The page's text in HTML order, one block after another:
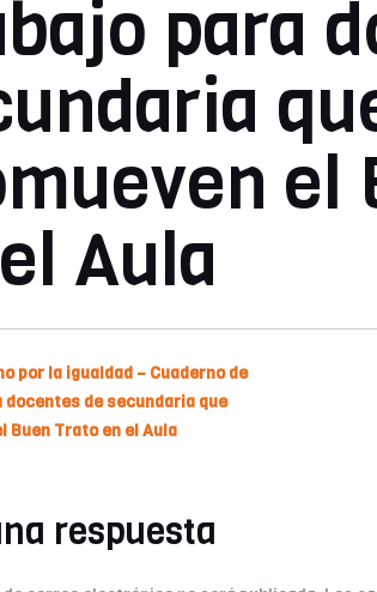
para
el
Aula
por la igualdad – Cuaderno de
docentes de secundaria que
Buen Trato en el Aula
respuesta